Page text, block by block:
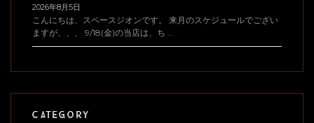
2026年8月5日
こんにちは、スペースジオンです。 来月のスケジュールでござい
ますが、、、 9/18(金)の当店は、ち …
CATEGORY